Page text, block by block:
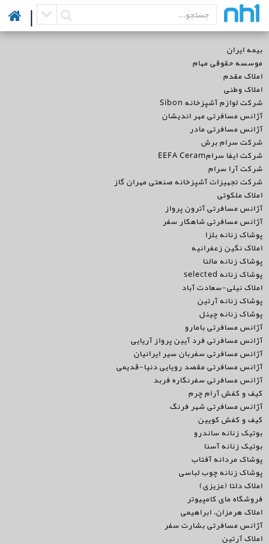
|
بیمه ایران
موسسه حقوقی مهام
املاک مقدم
املاک وطنی
شرکت لوازم آشپزخانه Sibon
آژانس مسافرتی مهر اندیشان
آژانس مسافرتی مادر
شرکت سرام برش
شرکت ایفا سرامEEFA Ceram
شرکت آرا سرام
شرکت تجهیزات آشپزخانه صنعتی مهران گاز
املاک ملکوتی
آژانس مسافرتی آترون پرواز
آژانس مسافرتی شاهکار سفر
پوشاک زنانه بلزا
املاک نگین زعفرانیه
پوشاک زنانه مالنا
پوشاک زنانه selected
املاک نیلی-سعادت آباد
پوشاک زنانه آرتین
پوشاک زنانه چینل
آژانس مسافرتی بامارو
آژانس مسافرتی فرد آیین پرواز آریایی
آژانس مسافرتی سفربان سیر ایرانیان
آژانس مسافرتی مقصد رویایی دنیا-قدیمی
آژانس مسافرتی سفرنگاره فربد
کیف و کفش آرام چرم
آژانس مسافرتی شهر فرنگ
کیف و کفش کویین
بوتیک زنانه ساندرو
بوتیک زنانه آسنا
پوشاک مردانه آفتاب
پوشاک زنانه چوب لباسی
املاک دلتا (عزیزی)
فروشگاه مای کامپیوتر
املاک هرمزان، ابراهیمی
آژانس مسافرتی بشارت سفر
املاک آرتین